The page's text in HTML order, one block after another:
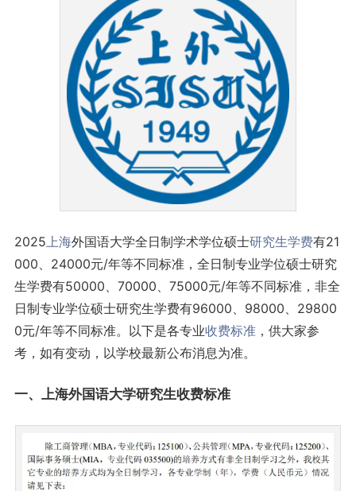
2025上海外国语大学全日制学术学位硕士研究生学费有21
000、24000元/年等不同标准，全日制专业学位硕士研究
生学费有50000、70000、75000元/年等不同标准，非全
日制专业学位硕士研究生学费有96000、98000、29800
0元/年等不同标准。以下是各专业收费标准，供大家参
考，如有变动，以学校最新公布消息为准。
一、上海外国语大学研究生收费标准